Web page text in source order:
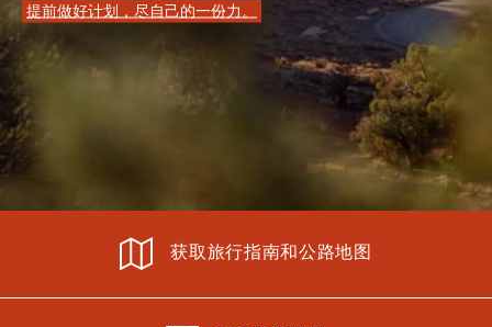
提前做好计划，尽自己的一份力。
获取旅行指南和公路地图